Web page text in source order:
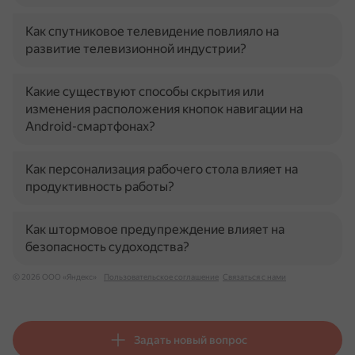
Как спутниковое телевидение повлияло на
развитие телевизионной индустрии?
Какие существуют способы скрытия или
изменения расположения кнопок навигации на
Android-смартфонах?
Как персонализация рабочего стола влияет на
продуктивность работы?
Как штормовое предупреждение влияет на
безопасность судоходства?
© 2026 ООО «Яндекс» Пользовательское соглашение Связаться с нами
Задать новый вопрос